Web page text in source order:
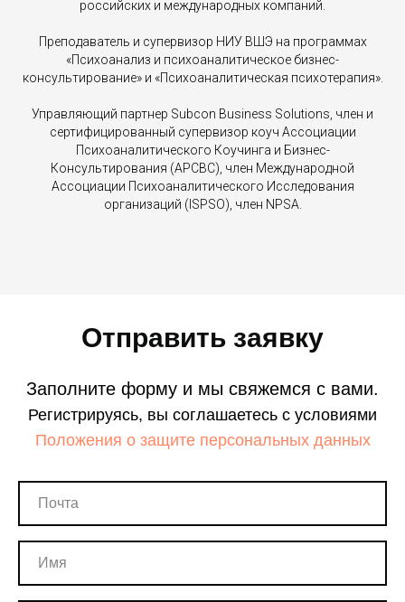
российских и международных компаний.
Преподаватель и супервизор НИУ ВШЭ на программах
«Психоанализ и психоаналитическое бизнес-
консультирование» и «Психоаналитическая психотерапия».
Управляющий партнер Subcon Business Solutions, член и
сертифицированный супервизор коуч Ассоциации
Психоаналитического Коучинга и Бизнес-
Консультирования (APCBC), член Международной
Ассоциации Психоаналитического Исследования
организаций (ISPSO), член NPSA.
Отправить заявку
Заполните форму и мы свяжемся с вами.
Регистрируясь, вы соглашаетесь с условиями
Положения о защите персональных данных